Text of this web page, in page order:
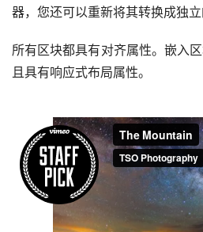
器，您还可以重新将其转换成独立
所有区块都具有对齐属性。嵌入
且具有响应式布局属性。